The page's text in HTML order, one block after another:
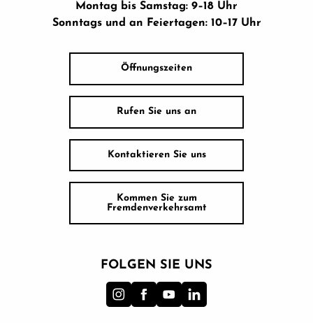
Montag bis Samstag: 9–18 Uhr
Sonntags und an Feiertagen: 10–17 Uhr
Öffnungszeiten
Rufen Sie uns an
Kontaktieren Sie uns
Kommen Sie zum
Fremdenverkehrsamt
FOLGEN SIE UNS